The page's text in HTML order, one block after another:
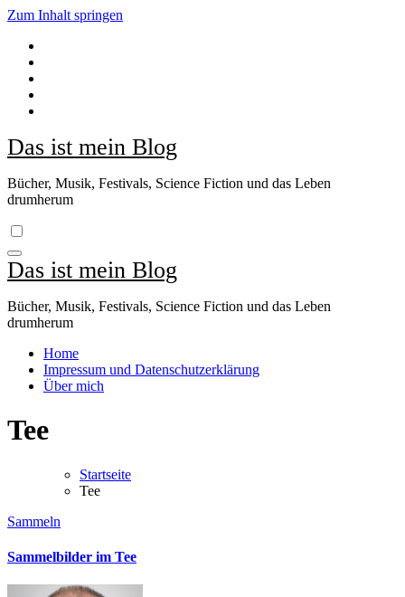
Zum Inhalt springen
Das ist mein Blog
Bücher, Musik, Festivals, Science Fiction und das Leben
drumherum
Das ist mein Blog
Bücher, Musik, Festivals, Science Fiction und das Leben
drumherum
Home
Impressum und Datenschutzerklärung
Über mich
Tee
Startseite
Tee
Sammeln
Sammelbilder im Tee